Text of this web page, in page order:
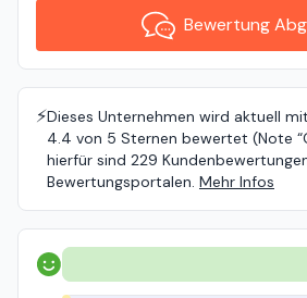
Bewertung
⚡️Dieses Unternehmen wird aktuell
4.4 von 5 Sternen bewertet (Note
hierfür sind 229
Bewertungsportalen. Mehr Infos
Positiv